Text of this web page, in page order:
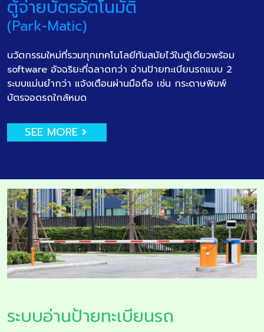
ตู้จ่ายบัตรอัตโนมัติ
(Park-Matic)
นวัตกรรมใหม่ที่รวมทุกเทคโนโลยีทันสมัยไว้ในตู้เดียวพร้อม
software อัจฉริยะที่ฉลาดกว่า อ่านป้ายทะเบียนรถแบบ 2
ระบบแม่นยำกว่า แจ้งเตือนผ่านมือถือ เช่น กระดาษพิมพ์
บัตรจอดรถใกล้หมด
SEE MORE
ระบบอ่านป้ายทะเบียนรถ